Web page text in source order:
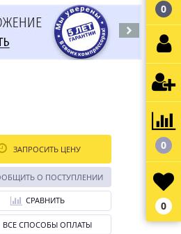
ЗАПРОСИТЬ ЦЕНУ
О ПОСТУПЛЕНИИ
СРАВНИТЬ
ВСЕ СПОСОБЫ ОПЛАТЫ
0
0
0